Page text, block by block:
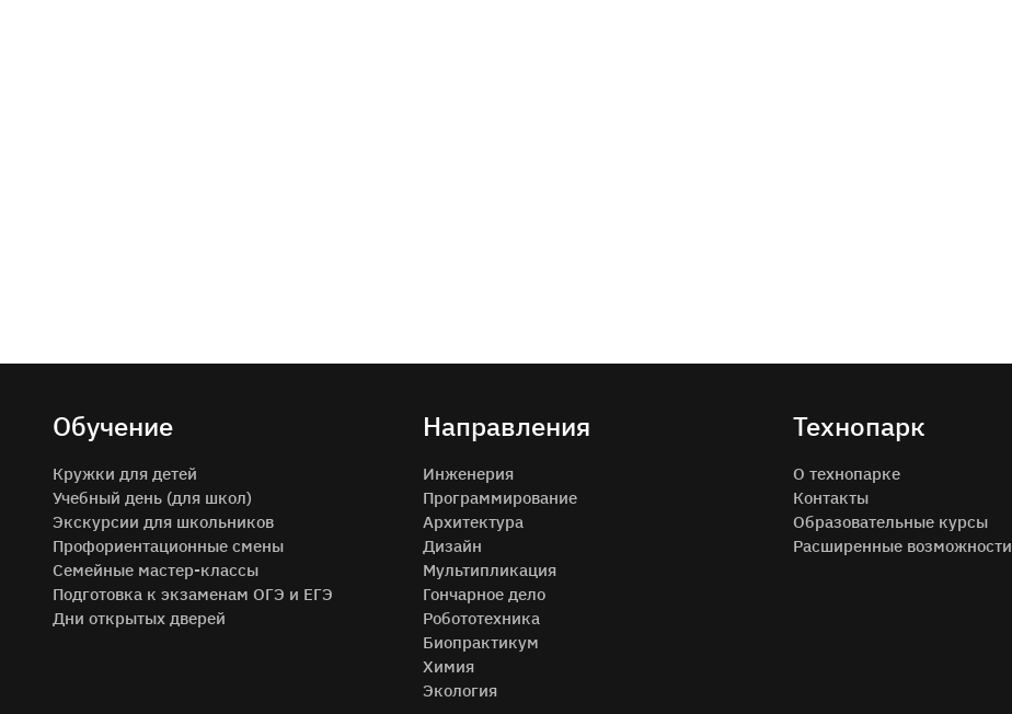
Обучение
Кружки для детей
Учебный день (для школ)
Экскурсии для школьников
Профориентационные смены
Семейные мастер-классы
Подготовка к экзаменам ОГЭ и ЕГЭ
Дни открытых дверей
Направления
Инженерия
Программирование
Архитектура
Дизайн
Мультипликация
Гончарное дело
Робототехника
Биопрактикум
Химия
Экология
Технопарк
О технопарке
Контакты
Образовательные курсы
Расширенные возможности